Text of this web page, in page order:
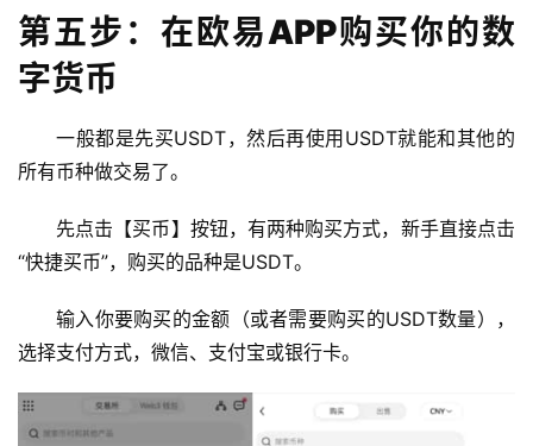
第五步：在欧易APP购买你的数
字货币
一般都是先买USDT，然后再使用USDT就能和其他的
所有币种做交易了。
先点击【买币】按钮，有两种购买方式，新手直接点击
“快捷买币”，购买的品种是USDT。
输入你要购买的金额（或者需要购买的USDT数量），
选择支付方式，微信、支付宝或银行卡。